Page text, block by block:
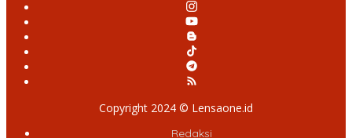
Copyright 2024 © Lensaone.id
Redaksi